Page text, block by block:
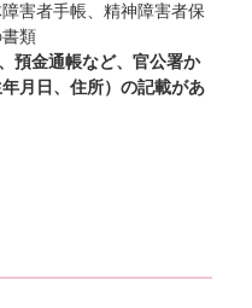
害者手帳、精神障害者保
類
預金通帳など、官公署か
月日、住所）の記載があ